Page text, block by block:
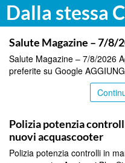
Dalla stessa
ITALPRESS
Salute Magazine – 7/8/
Salute Magazine – 7/8/2026
preferite su Google
Polizia potenzia
nuovi acquascooter
Polizia potenzia controlli in